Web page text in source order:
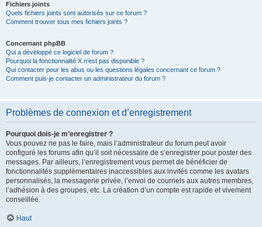
Fichiers joints
Quels fichiers joints sont autorisés sur ce forum ?
Comment trouver tous mes fichiers joints ?
Concernant phpBB
Qui a développé ce logiciel de forum ?
Pourquoi la fonctionnalité X n’est pas disponible ?
Qui contacter pour les abus ou les questions légales concernant ce forum ?
Comment puis-je contacter un administrateur du forum ?
Problèmes de connexion et d’enregistrement
Pourquoi dois-je m’enregistrer ?
Vous pouvez ne pas le faire, mais l’administrateur du forum peut avoir
configuré les forums afin qu’il soit nécessaire de s’enregistrer pour poster des
messages. Par ailleurs, l’enregistrement vous permet de bénéficier de
fonctionnalités supplémentaires inaccessibles aux invités comme les avatars
personnalisés, la messagerie privée, l’envoi de courriels aux autres membres,
l’adhésion à des groupes, etc. La création d’un compte est rapide et vivement
conseillée.
Haut